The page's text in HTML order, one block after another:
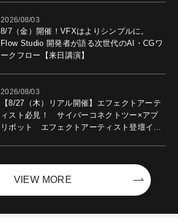
2026/08/03
8/7（金）開催！VFXはよりシンプルに。
Flow Studio 開発者が語る次世代のAI・CGワ
ークフロー【来日講演】
2026/08/03
【8/27（木）リアル開催】エフェクトアーテ
ィスト必見！ サイバーコネクトツー×アプ
リボット エフェクトアーティスト登壇イベ
VIEW MORE